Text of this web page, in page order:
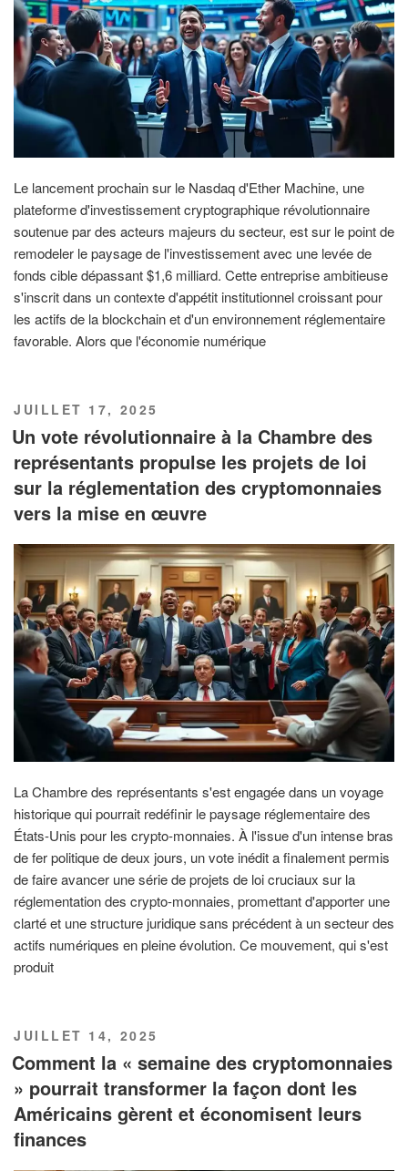
Le lancement prochain sur le Nasdaq d'Ether Machine, une
plateforme d'investissement cryptographique révolutionnaire
soutenue par des acteurs majeurs du secteur, est sur le point de
remodeler le paysage de l'investissement avec une levée de
fonds cible dépassant $1,6 milliard. Cette entreprise ambitieuse
s'inscrit dans un contexte d'appétit institutionnel croissant pour
les actifs de la blockchain et d'un environnement réglementaire
favorable. Alors que l'économie numérique
PUBLIÉ
LE
JUILLET 17, 2025
Un vote révolutionnaire à la Chambre des
représentants propulse les projets de loi
sur la réglementation des cryptomonnaies
vers la mise en œuvre
La Chambre des représentants s'est engagée dans un voyage
historique qui pourrait redéfinir le paysage réglementaire des
États-Unis pour les crypto-monnaies. À l'issue d'un intense bras
de fer politique de deux jours, un vote inédit a finalement permis
de faire avancer une série de projets de loi cruciaux sur la
réglementation des crypto-monnaies, promettant d'apporter une
clarté et une structure juridique sans précédent à un secteur des
actifs numériques en pleine évolution. Ce mouvement, qui s'est
produit
PUBLIÉ
LE
JUILLET 14, 2025
Comment la « semaine des cryptomonnaies
» pourrait transformer la façon dont les
Américains gèrent et économisent leurs
finances